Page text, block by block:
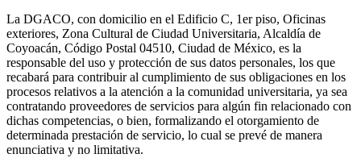
La DGACO, con domicilio en el Edificio C, 1er piso, Oficinas
exteriores, Zona Cultural de Ciudad Universitaria, Alcaldía de
Coyoacán, Código Postal 04510, Ciudad de México, es la
responsable del uso y protección de sus datos personales, los que
recabará para contribuir al cumplimiento de sus obligaciones en los
procesos relativos a la atención a la comunidad universitaria, ya sea
contratando proveedores de servicios para algún fin relacionado con
dichas competencias, o bien, formalizando el otorgamiento de
determinada prestación de servicio, lo cual se prevé de manera
enunciativa y no limitativa.